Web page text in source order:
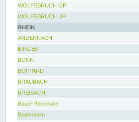
WOLFSBRUCH OP
WOLFSBRUCH UP
RHEIN
ANDERNACH
BINGEN
BONN
BOPPARD
BRAUBACH
BREISACH
Basel-Rheinhalle
Bodenheim